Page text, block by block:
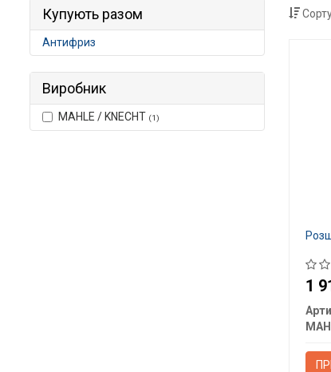
Купують разом
Антифриз
Виробник
MAHLE / KNECHT (1)
1